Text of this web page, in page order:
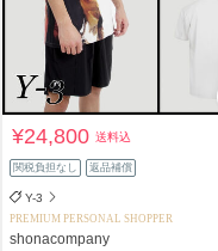
¥24,800送料込
関税負担なし 返品補償
Y-3
PREMIUM PERSONAL SHOPPER
shonacompany